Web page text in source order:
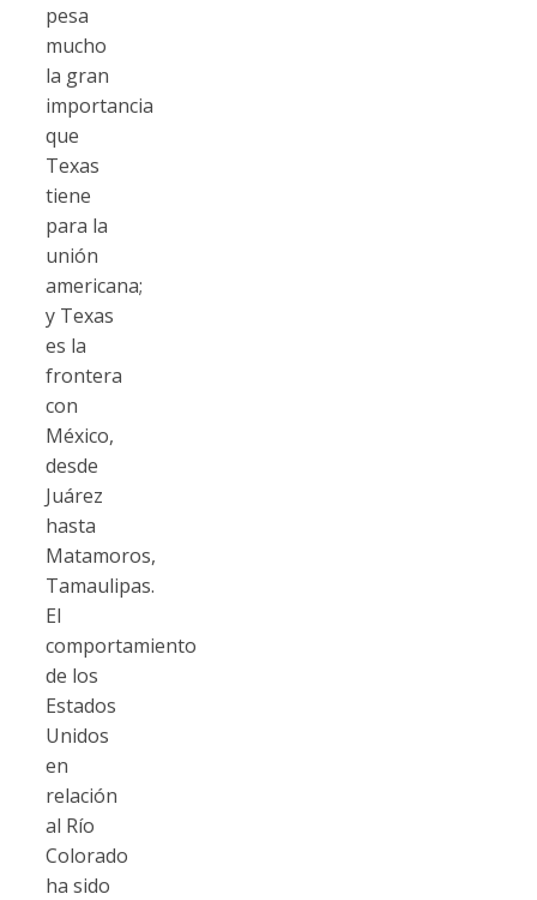
pesa
mucho
la gran
importancia
que
Texas
tiene
para la
unión
americana;
y Texas
es la
frontera
con
México,
desde
Juárez
hasta
Matamoros,
Tamaulipas.
El
comportamiento
de los
Estados
Unidos
en
relación
al Río
Colorado
ha sido